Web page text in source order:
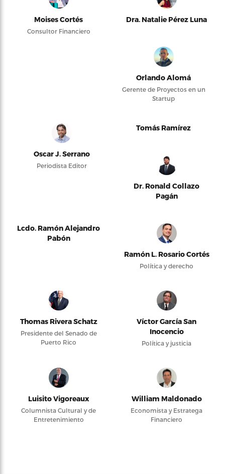
Moises Cortés
Consultor Financiero
Dra. Natalie Pérez Luna
Orlando Alomá
Gerente de Proyectos en un
Startup
Oscar J. Serrano
Periodista Editor
Tomás Ramírez
Dr. Ronald Collazo
Pagán
Lcdo. Ramón Alejandro
Pabón
Ramón L. Rosario Cortés
Política y derecho
Thomas Rivera Schatz
Presidente del Senado de
Puerto Rico
Víctor García San
Inocencio
Política y justicia
Luisito Vigoreaux
Columnista Cultural y de
Entretenimiento
William Maldonado
Economista y Estratega
Financiero